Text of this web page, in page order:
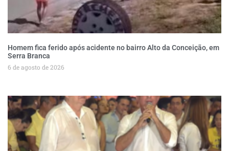
Homem fica ferido após acidente no bairro Alto da Conceição, em
Serra Branca
6 de agosto de 2026